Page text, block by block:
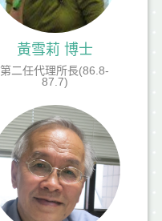
黃雪莉 博士
第二任代理所長(86.8-
87.7)